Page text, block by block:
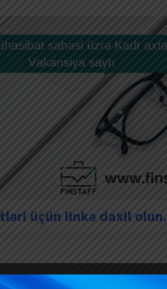
üçün linkə daxil olun.